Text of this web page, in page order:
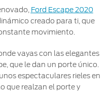
Ford Escape 2020
creado para ti, que
movimiento.
vayas con las elegantes
que le dan un porte único.
espectaculares rieles en
que realzan el porte y